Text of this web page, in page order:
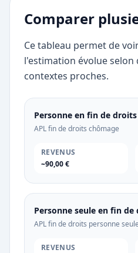
Comparer
Ce tableau permet de
l'estimation évolue selon
contextes proches.
Personne en fin de
APL fin de droits chômage
REVENUS
~90,00 €
Personne seule en fin de
APL fin de droits personne seule
REVENUS